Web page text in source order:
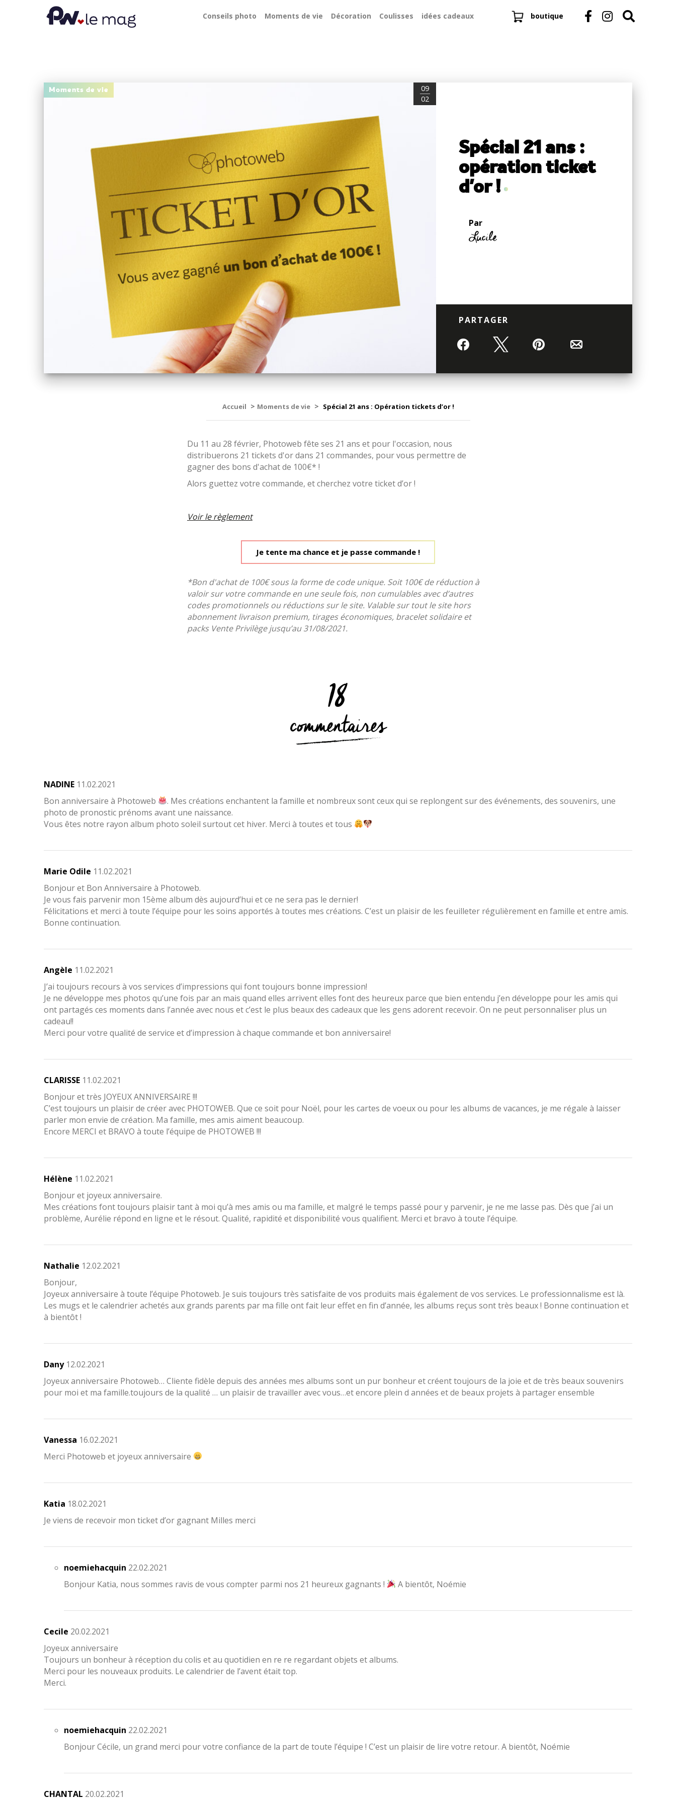
Conseils photo Moments de vie Décoration Coulisses idées cadeaux boutique
Moments de vie
09
02
Spécial 21 ans :
opération ticket
d'or !
Par
Lucile
PARTAGER
Partagez Tweetez Épingle
Accueil > Moments de vie > Spécial 21 ans : Opération tickets d’or !
Du 11 au 28 février, Photoweb fête ses 21 ans et pour l'occasion, nous
distribuerons 21 tickets d'or dans 21 commandes, pour vous permettre de
gagner des bons d'achat de 100€* !
Alors guettez votre commande, et cherchez votre ticket d’or !
Voir le règlement
Je tente ma chance et je passe commande !
*Bon d'achat de 100€ sous la forme de code unique. Soit 100€ de réduction à
valoir sur votre commande en une seule fois, non cumulables avec d’autres
codes promotionnels ou réductions sur le site. Valable sur tout le site hors
abonnement livraison premium, tirages économiques, bracelet solidaire et
packs Vente Privilège jusqu’au 31/08/2021.
18
commentaires
NADINE 11.02.2021
Bon anniversaire à Photoweb
. Mes créations enchantent la famille et nombreux sont ceux qui se replongent sur des événements, des souvenirs, une
photo de pronostic prénoms avant une naissance.
Vous êtes notre rayon album photo soleil surtout cet hiver. Merci à toutes et tous
Marie Odile 11.02.2021
Bonjour et Bon Anniversaire à Photoweb.
Je vous fais parvenir mon 15ème album dès aujourd’hui et ce ne sera pas le dernier!
Félicitations et merci à toute l’équipe pour les soins apportés à toutes mes créations. C’est un plaisir de les feuilleter régulièrement en famille et entre amis.
Bonne continuation.
Angèle 11.02.2021
J’ai toujours recours à vos services d’impressions qui font toujours bonne impression!
Je ne développe mes photos qu’une fois par an mais quand elles arrivent elles font des heureux parce que bien entendu j’en développe pour les amis qui
ont partagés ces moments dans l’année avec nous et c’est le plus beaux des cadeaux que les gens adorent recevoir. On ne peut personnaliser plus un
cadeau!!
Merci pour votre qualité de service et d’impression à chaque commande et bon anniversaire!
CLARISSE 11.02.2021
Bonjour et très JOYEUX ANNIVERSAIRE !!!
C’est toujours un plaisir de créer avec PHOTOWEB. Que ce soit pour Noël, pour les cartes de voeux ou pour les albums de vacances, je me régale à laisser
parler mon envie de création. Ma famille, mes amis aiment beaucoup.
Encore MERCI et BRAVO à toute l’équipe de PHOTOWEB !!!
Hélène 11.02.2021
Bonjour et joyeux anniversaire.
Mes créations font toujours plaisir tant à moi qu’à mes amis ou ma famille, et malgré le temps passé pour y parvenir, je ne me lasse pas. Dès que j’ai un
problème, Aurélie répond en ligne et le résout. Qualité, rapidité et disponibilité vous qualifient. Merci et bravo à toute l’équipe.
Nathalie 12.02.2021
Bonjour,
Joyeux anniversaire à toute l’équipe Photoweb. Je suis toujours très satisfaite de vos produits mais également de vos services. Le professionnalisme est là.
Les mugs et le calendrier achetés aux grands parents par ma fille ont fait leur effet en fin d’année, les albums reçus sont très beaux ! Bonne continuation et
à bientôt !
Dany 12.02.2021
Joyeux anniversaire Photoweb… Cliente fidèle depuis des années mes albums sont un pur bonheur et créent toujours de la joie et de très beaux souvenirs
pour moi et ma famille.toujours de la qualité … un plaisir de travailler avec vous…et encore plein d années et de beaux projets à partager ensemble
Vanessa 16.02.2021
Merci Photoweb et joyeux anniversaire
Katia 18.02.2021
Je viens de recevoir mon ticket d’or gagnant Milles merci
noemiehacquin 22.02.2021
Bonjour Katia, nous sommes ravis de vous compter parmi nos 21 heureux gagnants !
A bientôt, Noémie
Cecile 20.02.2021
Joyeux anniversaire
Toujours un bonheur à réception du colis et au quotidien en re re regardant objets et albums.
Merci pour les nouveaux produits. Le calendrier de l’avent était top.
Merci.
noemiehacquin 22.02.2021
Bonjour Cécile, un grand merci pour votre confiance de la part de toute l’équipe ! C’est un plaisir de lire votre retour. A bientôt, Noémie
CHANTAL 20.02.2021